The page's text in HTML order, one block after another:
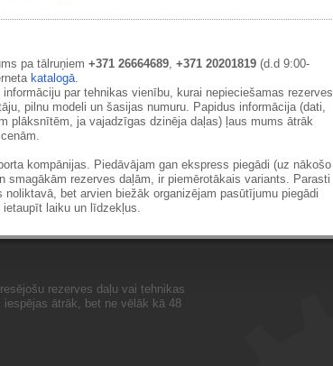
pa tālruņiem +371 26664689, +371 20201819(d.d 9:00-
katalogā.
par tehnikas vienību, kurai nepieciešamas rezerves
pilnu modeli un šasijas numuru. Papidus informācija (dati,
plāksnītēm, ja vajadzīgas dzinēja daļas) ļaus mums ātrāk
kompānijas. Piedāvājam gan ekspress piegādi (uz nākošo
rezerves daļām, ir piemērotākais variants. Parasti
bet arvien biežāk organizējam pasūtījumu piegādi
laiku un līdzekļus.
rezerves daļu vai tehnikas
ātrāk, bet ne vēlāk kā 48